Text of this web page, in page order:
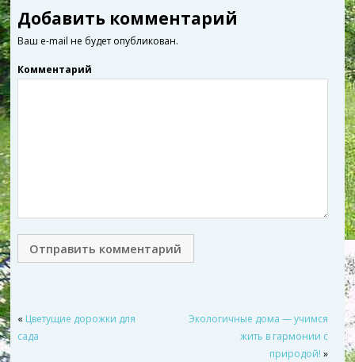
Добавить комментарий
Ваш e-mail не будет опубликован.
Комментарий
« Цветущие дорожки для
сада
Экологичные дома — учимся
жить в гармонии с
природой! »